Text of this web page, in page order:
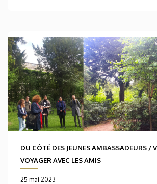
DU CÔTÉ DES JEUNES AMBASSADEURS /
VOYAGER AVEC LES AMIS
25 mai 2023